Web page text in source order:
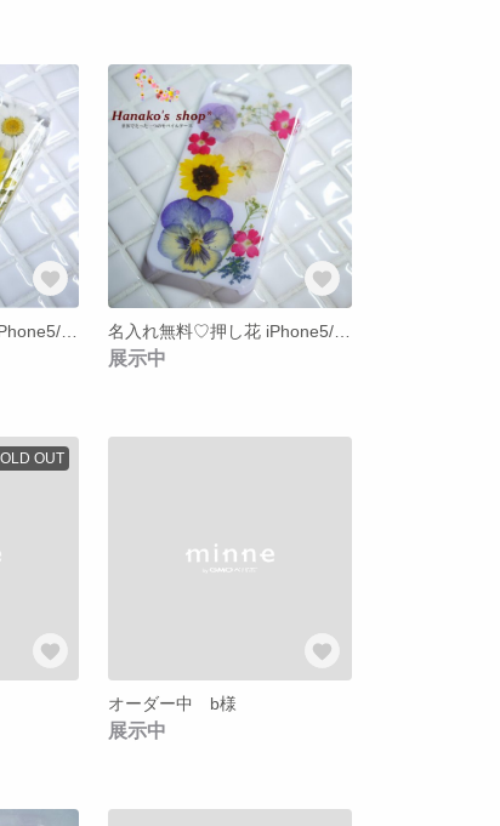
展示中
OUT
オーダー中 b様
展示中